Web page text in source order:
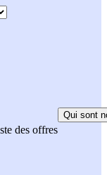
des offres
Qui sont